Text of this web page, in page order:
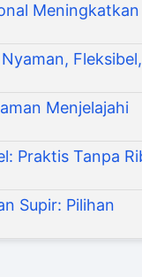
Meningkatkan
Fleksibel,
Menjelajahi
Praktis Tanpa
Supir: Pilihan